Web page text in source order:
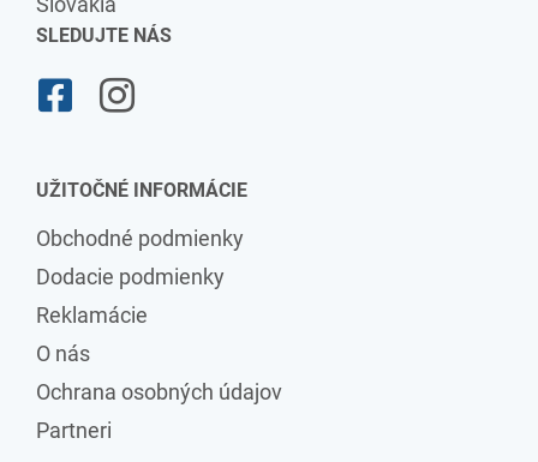
SLEDUJTE NÁS
UŽITOČNÉ INFORMÁCIE
Obchodné podmienky
Dodacie podmienky
Reklamácie
O nás
Ochrana osobných údajov
Partneri